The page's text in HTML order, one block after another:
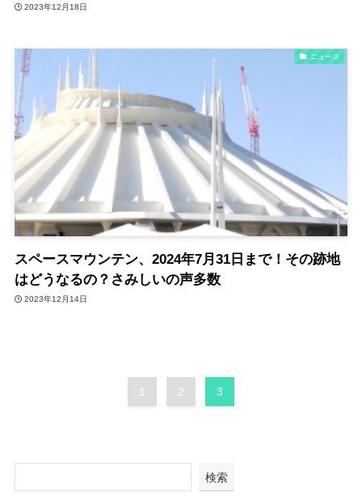
2023年12月18日
ニュース
スペースマウンテン、2024年7月31日まで！その跡地
はどうなるの？さみしいの声多数
2023年12月14日
1 2 3
検索